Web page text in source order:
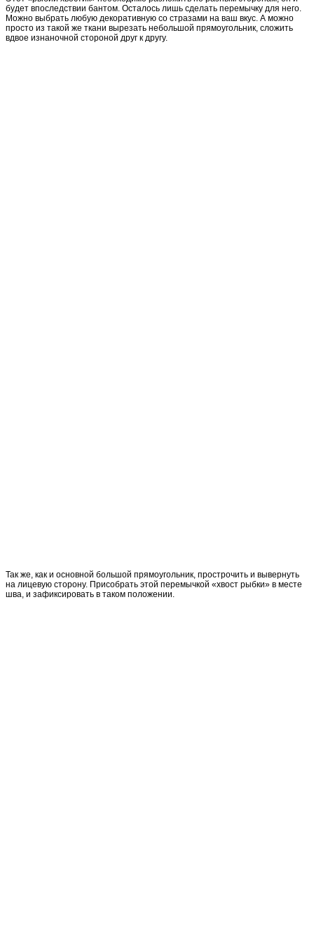
будет впоследствии бантом. Осталось лишь сделать перемычку для него.
Можно выбрать любую декоративную со стразами на ваш вкус. А можно
просто из такой же ткани вырезать небольшой прямоугольник, сложить
вдвое изнаночной стороной друг к другу.
Так же, как и основной большой прямоугольник, прострочить и вывернуть
на лицевую сторону. Присобрать этой перемычкой «хвост рыбки» в месте
шва, и зафиксировать в таком положении.